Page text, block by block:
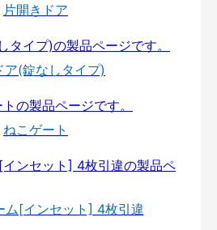
片開きドア
ア(錠なしタイプ)
ねこゲート
ム[インセット] 4枚引違